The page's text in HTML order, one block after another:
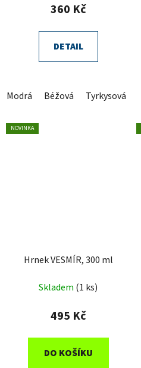
360 Kč
DETAIL
Modrá Béžová Tyrkysová
NOVINKA
Hrnek VESMÍR, 300 ml
Skladem (1 ks)
495 Kč
DO KOŠÍKU